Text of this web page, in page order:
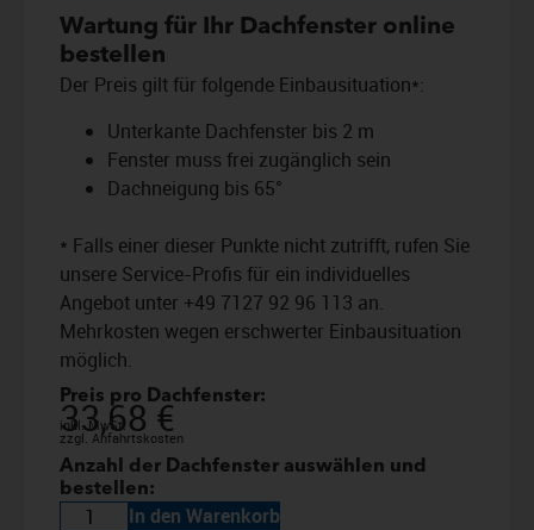
Wartung für Ihr Dachfenster online
bestellen
Der Preis gilt für folgende Einbausituation*:
Unterkante Dachfenster bis 2 m
Fenster muss frei zugänglich sein
Dachneigung bis 65°
* Falls einer dieser Punkte nicht zutrifft, rufen Sie
unsere Service-Profis für ein individuelles
Angebot unter +49 7127 92 96 113 an.
Mehrkosten wegen erschwerter Einbausituation
möglich.
Preis pro Dachfenster:
33,68€
inkl. MwSt.
zzgl. Anfahrtskosten
Anzahl der Dachfenster auswählen und
bestellen:
In den Warenkorb